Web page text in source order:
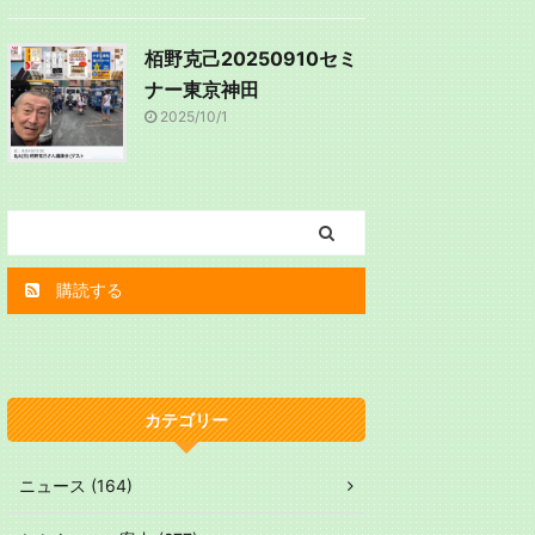
栢野克己20250910セミ
ナー東京神田
2025/10/1
購読する
カテゴリー
ニュース (164)